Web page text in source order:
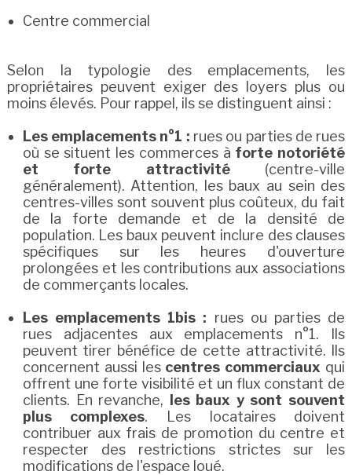
Centre commercial
Selon la typologie des emplacements, les
propriétaires peuvent exiger des loyers plus ou
moins élevés. Pour rappel, ils se distinguent ainsi :
Les emplacements n°1 : rues ou parties de rues
où se situent les commerces à forte notoriété
et forte attractivité(centre-ville
généralement). Attention, les baux au sein des
centres-villes sont souvent plus coûteux, du fait
de la forte demande et de la densité de
population. Les baux peuvent inclure des clauses
spécifiques sur les heures d'ouverture
prolongées et les contributions aux associations
de commerçants locales.
Les emplacements 1bis : rues ou parties de
rues adjacentes aux emplacements n°1. Ils
peuvent tirer bénéfice de cette attractivité. Ils
concernent aussi les centres commerciaux qui
offrent une forte visibilité et un flux constant de
clients. En revanche,
les baux y sont souvent
plus complexes. Les locataires doivent
contribuer aux frais de promotion du centre et
respecter des restrictions strictes sur les
modifications de l'espace loué.